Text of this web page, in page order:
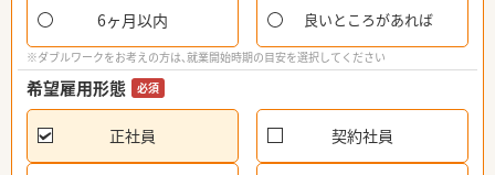
6ヶ月以内 良いところがあれば
※ダブルワークをお考えの方は、就業開始時期の目安を選択してください
希望雇用形態 必須
正社員 契約社員